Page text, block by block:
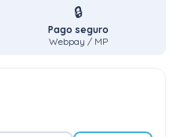
🔒
Pago seguro
Webpay / MP